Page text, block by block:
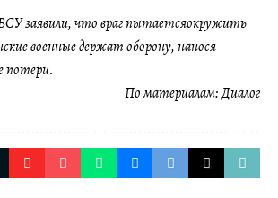
заявили, что враг пытаетсяокружить
военные держат оборону, нанося
потери.
По материалам:Диалог